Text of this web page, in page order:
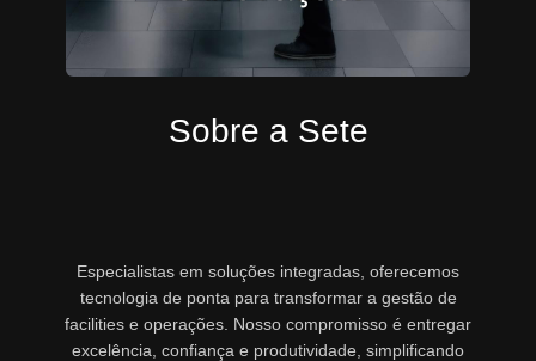
Sobre a Sete
Especialistas em soluções integradas, oferecemos
tecnologia de ponta para transformar a gestão de
facilities e operações. Nosso compromisso é entregar
excelência, confiança e produtividade, simplificando